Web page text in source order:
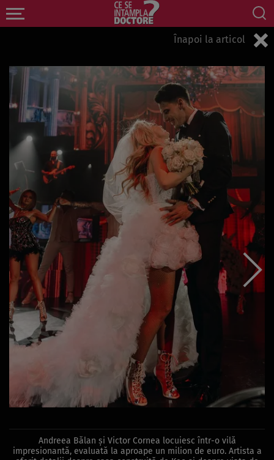
Înapoi la articol
Andreea Bălan și Victor Cornea locuiesc într-o vilă
impresionantă, evaluată la aproape un milion de euro. Artista a